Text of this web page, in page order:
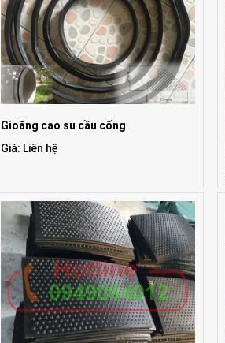
Gioăng cao su cầu cống
Giá: Liên hệ